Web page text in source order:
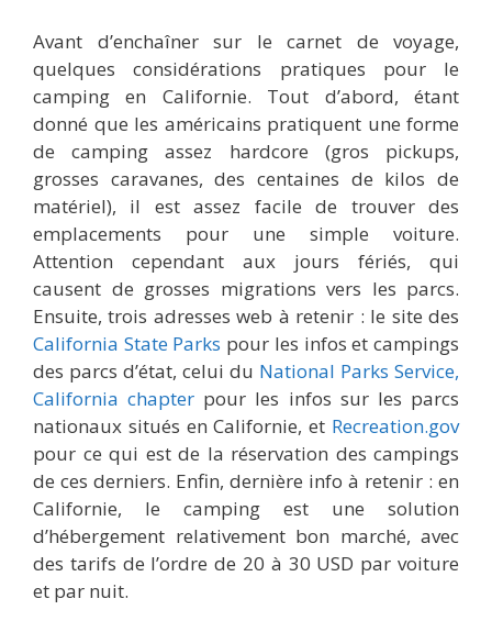
Avant d’enchaîner sur le carnet de voyage,
quelques considérations pratiques pour le
camping en Californie. Tout d’abord, étant
donné que les américains pratiquent une forme
de camping assez hardcore (gros pickups,
grosses caravanes, des centaines de kilos de
matériel), il est assez facile de trouver des
emplacements pour une simple voiture.
Attention cependant aux jours fériés, qui
causent de grosses migrations vers les parcs.
Ensuite, trois adresses web à retenir : le site des
California State Parks pour les infos et campings
des parcs d’état, celui du National Parks Service,
California chapter pour les infos sur les parcs
nationaux situés en Californie, et Recreation.gov
pour ce qui est de la réservation des campings
de ces derniers. Enfin, dernière info à retenir : en
Californie, le camping est une solution
d’hébergement relativement bon marché, avec
des tarifs de l’ordre de 20 à 30 USD par voiture
et par nuit.